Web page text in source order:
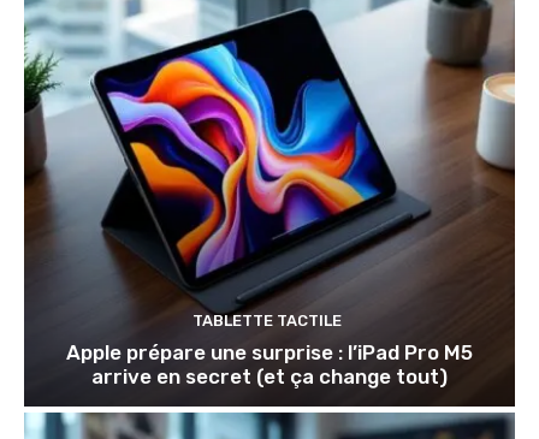
TABLETTE TACTILE
Apple prépare une surprise : l’iPad Pro M5
arrive en secret (et ça change tout)